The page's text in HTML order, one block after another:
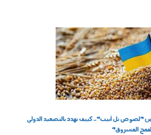
من "لصوص تل أبيب".. كييف تهدد بالتصعيد الدولي
المسروق"